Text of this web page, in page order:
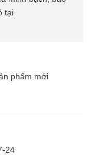
tại
phẩm mới
24